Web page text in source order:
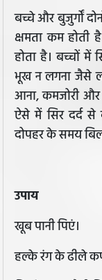
बच्चे और बुजुर्गों
क्षमता कम होती
होता है। बच्चों में
भूख न लगना जैसे
आना, कमजोरी और
ऐसे में सिर दर्द से
दोपहर के समय
उपाय
खूब पानी पिएं।
हल्के रंग के ढीले